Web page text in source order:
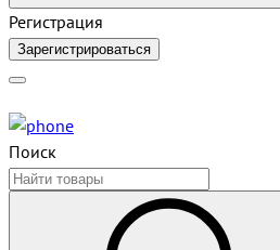
Регистрация
Зарегистрироваться
Поиск